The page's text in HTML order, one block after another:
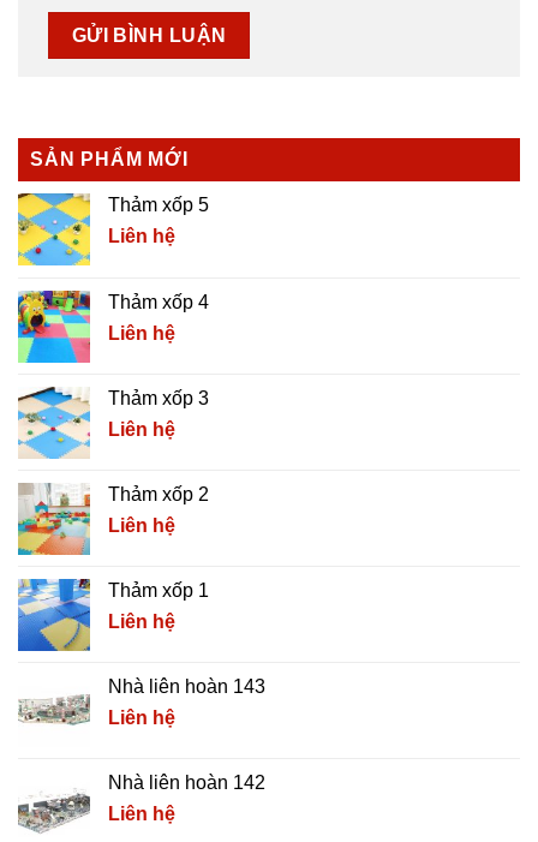
SẢN PHẨM MỚI
Thảm xốp 5
Liên hệ
Thảm xốp 4
Liên hệ
Thảm xốp 3
Liên hệ
Thảm xốp 2
Liên hệ
Thảm xốp 1
Liên hệ
Nhà liên hoàn 143
Liên hệ
Nhà liên hoàn 142
Liên hệ